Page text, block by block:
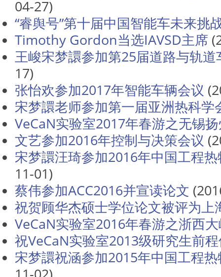
04-27)
“睿舆号”第十届中国智能车未来挑
Timothy Gordon当选IAVSD主席
王峻宋梦譞参加第25届道路与轨
17)
张怡欢参加2017年智能车辆会议
宋梦譞老师参加第一届亚洲热科学
VeCaN实验室2017年春游之无锡
文艺参加2016年控制与决策会议
宋梦譞汪琦参加2016年中国工程
11-01)
蔡伟参加ACC2016并宣读论文
祝贺顾华杰硕士学位论文被评为上
VeCaN实验室2016年春游之浙西
祝VeCaN实验室2013级研究生前
宋梦譞祝涵参加2015年中国工程